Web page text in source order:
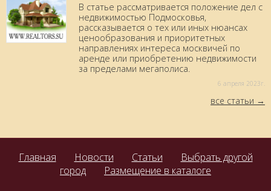
В статье рассматривается положение дел с
недвижимостью Подмосковья,
рассказывается о тех или иных нюансах
ценообразования и приоритетных
направлениях интереса москвичей по
аренде или приобретению недвижимости
за пределами мегаполиса.
6 aпреля 2023г.
все статьи
Главная Новости Статьи
Выбрать другой
город
Размещение в каталоге